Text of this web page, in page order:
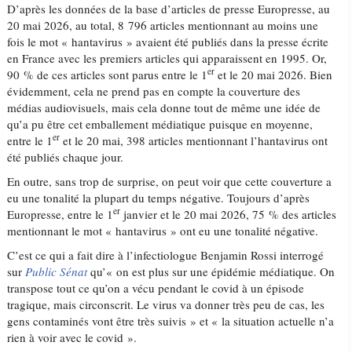
D’après les données de la base d’articles de presse Europresse, au
20 mai 2026, au total, 8 796 articles mentionnant au moins une
fois le mot « hantavirus » avaient été publiés dans la presse écrite
en France avec les premiers articles qui apparaissent en 1995. Or,
90 % de ces articles sont parus entre le 1er et le 20 mai 2026. Bien
évidemment, cela ne prend pas en compte la couverture des
médias audiovisuels, mais cela donne tout de même une idée de
qu’a pu être cet emballement médiatique puisque en moyenne,
entre le 1er et le 20 mai, 398 articles mentionnant l’hantavirus ont
été publiés chaque jour.
En outre, sans trop de surprise, on peut voir que cette couverture a
eu une tonalité la plupart du temps négative. Toujours d’après
Europresse, entre le 1er janvier et le 20 mai 2026, 75 % des articles
mentionnant le mot « hantavirus » ont eu une tonalité négative.
C’est ce qui a fait dire à l’infectiologue Benjamin Rossi interrogé
surPublic Sénatqu’« on est plus sur une épidémie médiatique. On
transpose tout ce qu’on a vécu pendant le covid à un épisode
tragique, mais circonscrit. Le virus va donner très peu de cas, les
gens contaminés vont être très suivis » et « la situation actuelle n’a
rien à voir avec le covid ».